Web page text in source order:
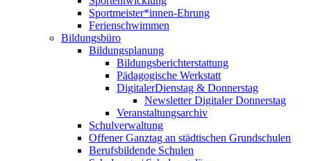
Sportmeister*innen-Ehrung
Ferienschwimmen
Bildungsbüro
Bildungsplanung
Bildungsberichterstattung
Pädagogische Werkstatt
DigitalerDienstag & Donnerstag
Newsletter Digitaler Donnerstag
Veranstaltungsarchiv
Schulverwaltung
Offener Ganztag an städtischen Grundschulen
Berufsbildende Schulen